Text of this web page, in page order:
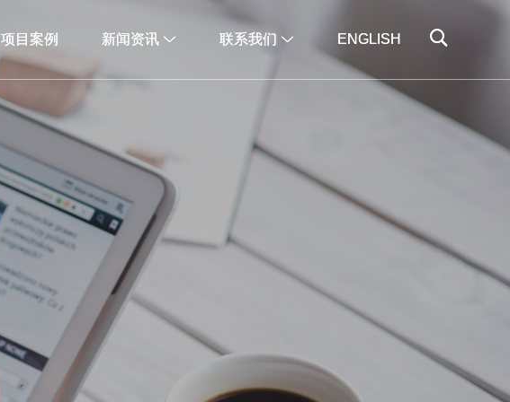
项目案例 新闻资讯 联系我们 ENGLISH
项目案例 新闻资讯 联系我们 ENGLISH